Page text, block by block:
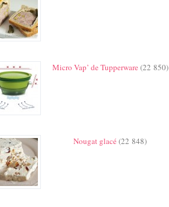
Micro Vap’ de Tupperware(22 850)
Nougat glacé(22 848)